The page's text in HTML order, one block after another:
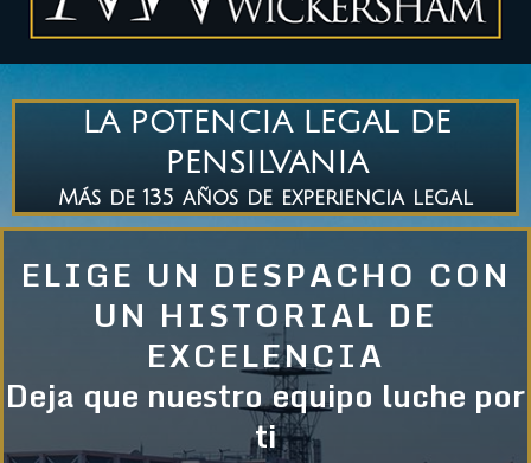
ELIGE UN DESPACHO CON
UN HISTORIAL DE
EXCELENCIA
Deja que nuestro equipo luche por
ti
LA POTENCIA LEGAL DE
PENSILVANIA
Más de 135 años de experiencia legal